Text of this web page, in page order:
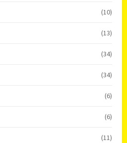
(10)
(13)
(34)
(34)
(6)
(6)
(11)